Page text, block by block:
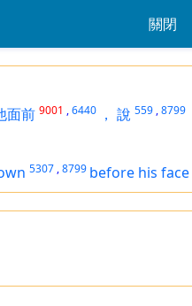
關閉
面前 9001 ,6440 ， 說 559 ,8799
5307 ,8799 before his face